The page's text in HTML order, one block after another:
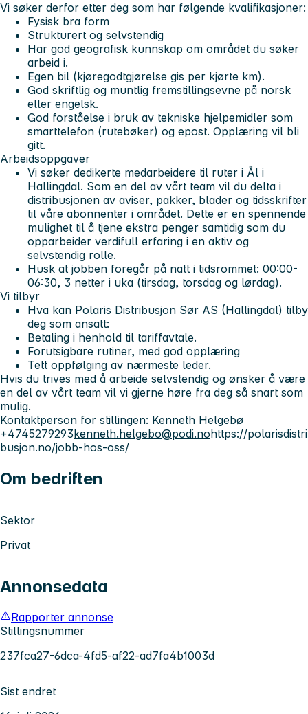
Vi søker derfor etter deg som har følgende kvalifikasjoner:
Fysisk bra form
Strukturert og selvstendig
Har god geografisk kunnskap om området du søker
arbeid i.
Egen bil (kjøregodtgjørelse gis per kjørte km).
God skriftlig og muntlig fremstillingsevne på norsk
eller engelsk.
God forståelse i bruk av tekniske hjelpemidler som
smarttelefon (rutebøker) og epost. Opplæring vil bli
gitt.
Arbeidsoppgaver
Vi søker dedikerte medarbeidere til ruter i Ål i
Hallingdal. Som en del av vårt team vil du delta i
distribusjonen av aviser, pakker, blader og tidsskrifter
til våre abonnenter i området. Dette er en spennende
mulighet til å tjene ekstra penger samtidig som du
opparbeider verdifull erfaring i en aktiv og
selvstendig rolle.
Husk at jobben foregår på natt i tidsrommet: 00:00-
06:30, 3 netter i uka (tirsdag, torsdag og lørdag).
Vi tilbyr
Hva kan Polaris Distribusjon Sør AS (Hallingdal) tilby
deg som ansatt:
Betaling i henhold til tariffavtale.
Forutsigbare rutiner, med god opplæring
Tett oppfølging av nærmeste leder.
Hvis du trives med å arbeide selvstendig og ønsker å være
en del av vårt team vil vi gjerne høre fra deg så snart som
mulig.
Kontaktperson for stillingen: Kenneth Helgebø
+4745279293kenneth.helgebo@podi.nohttps://polarisdistri
busjon.no/jobb-hos-oss/
Om bedriften
Sektor
Privat
Annonsedata
Rapporter annonse
Stillingsnummer
237fca27-6dca-4fd5-af22-ad7fa4b1003d
Sist endret